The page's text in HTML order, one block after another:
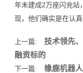
年末建成2万座闪充站
现，他们确实是在认真
上一篇:
技术领先
融资标的
下一篇:
橡鹿机器